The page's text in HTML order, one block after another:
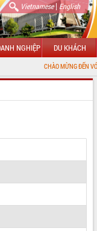
Vietnamese| English
NGHIỆP DU KHÁCH
CHÀO MỪNG ĐẾN VỚI CỔNG